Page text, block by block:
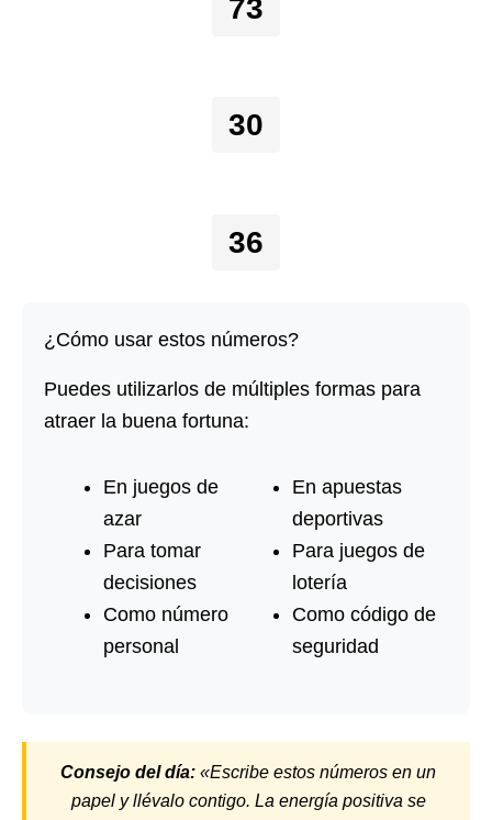
73
30
36
¿Cómo usar estos números?
Puedes utilizarlos de múltiples formas para
atraer la buena fortuna:
En juegos de
azar
Para tomar
decisiones
Como número
personal
En apuestas
deportivas
Para juegos de
lotería
Como código de
seguridad
Consejo del día: «Escribe estos números en un
papel y llévalo contigo. La energía positiva se